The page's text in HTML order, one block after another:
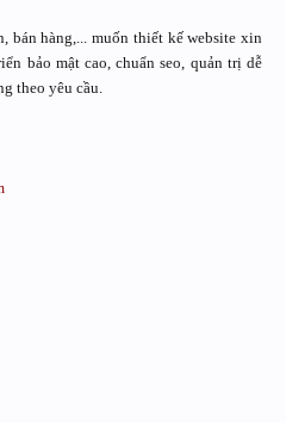
bán hàng,... muốn thiết kế website xin
bảo mật cao, chuẩn seo, quản trị dễ
theo yêu cầu.